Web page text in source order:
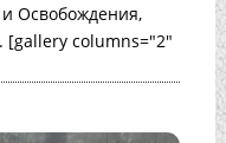
Освобождения,
[gallery columns="2"